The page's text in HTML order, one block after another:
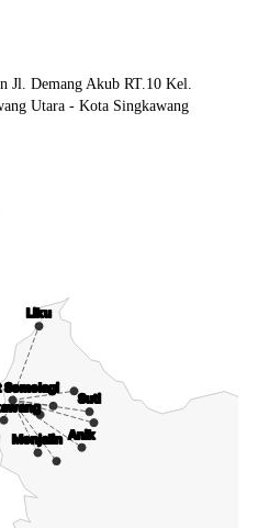
Jl. Demang Akub RT.10 Kel.
Utara - Kota Singkawang
Semelagi
Semelagi
Menjalin
Menjalin
Suti
Suti
Liku
Liku
Anik
Anik